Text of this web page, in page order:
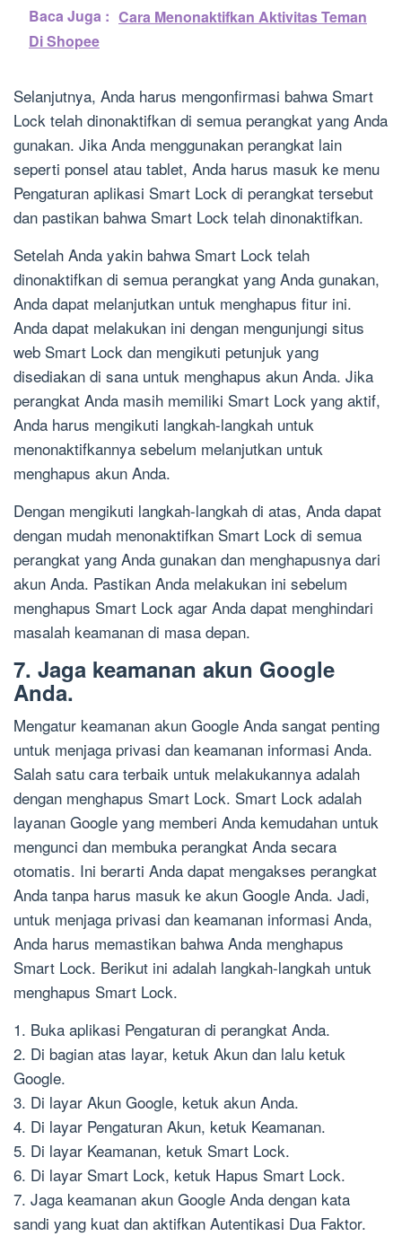
Baca Juga : Cara Menonaktifkan Aktivitas Teman
Di Shopee
Selanjutnya, Anda harus mengonfirmasi bahwa Smart
Lock telah dinonaktifkan di semua perangkat yang Anda
gunakan. Jika Anda menggunakan perangkat lain
seperti ponsel atau tablet, Anda harus masuk ke menu
Pengaturan aplikasi Smart Lock di perangkat tersebut
dan pastikan bahwa Smart Lock telah dinonaktifkan.
Setelah Anda yakin bahwa Smart Lock telah
dinonaktifkan di semua perangkat yang Anda gunakan,
Anda dapat melanjutkan untuk menghapus fitur ini.
Anda dapat melakukan ini dengan mengunjungi situs
web Smart Lock dan mengikuti petunjuk yang
disediakan di sana untuk menghapus akun Anda. Jika
perangkat Anda masih memiliki Smart Lock yang aktif,
Anda harus mengikuti langkah-langkah untuk
menonaktifkannya sebelum melanjutkan untuk
menghapus akun Anda.
Dengan mengikuti langkah-langkah di atas, Anda dapat
dengan mudah menonaktifkan Smart Lock di semua
perangkat yang Anda gunakan dan menghapusnya dari
akun Anda. Pastikan Anda melakukan ini sebelum
menghapus Smart Lock agar Anda dapat menghindari
masalah keamanan di masa depan.
7. Jaga keamanan akun Google
Anda.
Mengatur keamanan akun Google Anda sangat penting
untuk menjaga privasi dan keamanan informasi Anda.
Salah satu cara terbaik untuk melakukannya adalah
dengan menghapus Smart Lock. Smart Lock adalah
layanan Google yang memberi Anda kemudahan untuk
mengunci dan membuka perangkat Anda secara
otomatis. Ini berarti Anda dapat mengakses perangkat
Anda tanpa harus masuk ke akun Google Anda. Jadi,
untuk menjaga privasi dan keamanan informasi Anda,
Anda harus memastikan bahwa Anda menghapus
Smart Lock. Berikut ini adalah langkah-langkah untuk
menghapus Smart Lock.
1. Buka aplikasi Pengaturan di perangkat Anda.
2. Di bagian atas layar, ketuk Akun dan lalu ketuk
Google.
3. Di layar Akun Google, ketuk akun Anda.
4. Di layar Pengaturan Akun, ketuk Keamanan.
5. Di layar Keamanan, ketuk Smart Lock.
6. Di layar Smart Lock, ketuk Hapus Smart Lock.
7. Jaga keamanan akun Google Anda dengan kata
sandi yang kuat dan aktifkan Autentikasi Dua Faktor.